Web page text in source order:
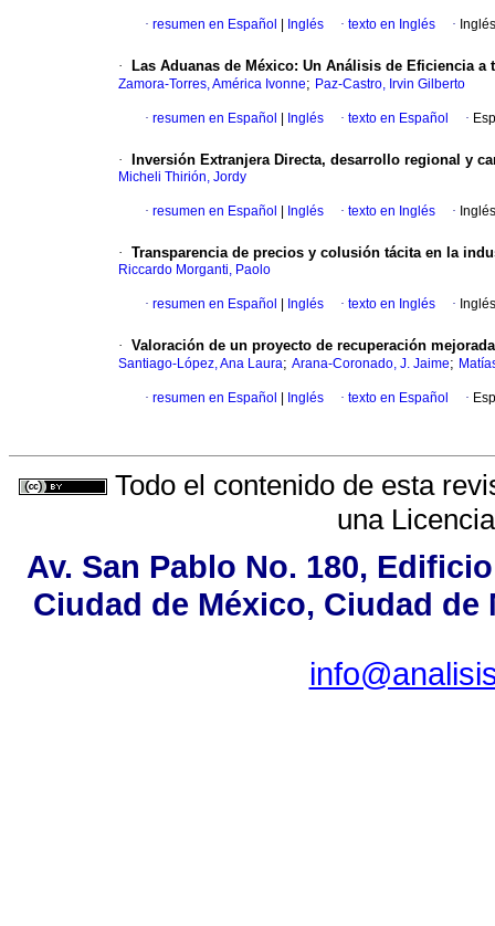
· resumen en Español Inglés · texto en Inglés ·
· Las Aduanas de México: Un Análisis de Eficiencia a
Zamora-Torres, América Ivonne; Paz-Castro, Irvin Gilberto
· resumen en Español Inglés · texto en Español ·
· Inversión Extranjera Directa, desarrollo regional y
Micheli Thirión, Jordy
· resumen en Español Inglés · texto en Inglés ·
· Transparencia de precios y colusión tácita en la
Riccardo Morganti, Paolo
· resumen en Español Inglés · texto en Inglés ·
· Valoración de un proyecto de recuperación
Santiago-López, Ana Laura; Arana-Coronado, J. Jaime;
· resumen en Español Inglés · texto en Español ·
Todo el contenido de esta
una
Av. San Pablo No. 180,
Ciudad de México, Ciudad de